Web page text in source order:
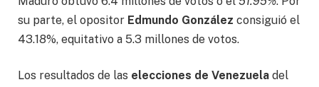
su parte, el opositor Edmundo González consiguió el
43.18%, equitativo a 5.3 millones de votos.
Los resultados de las elecciones de Venezuela del